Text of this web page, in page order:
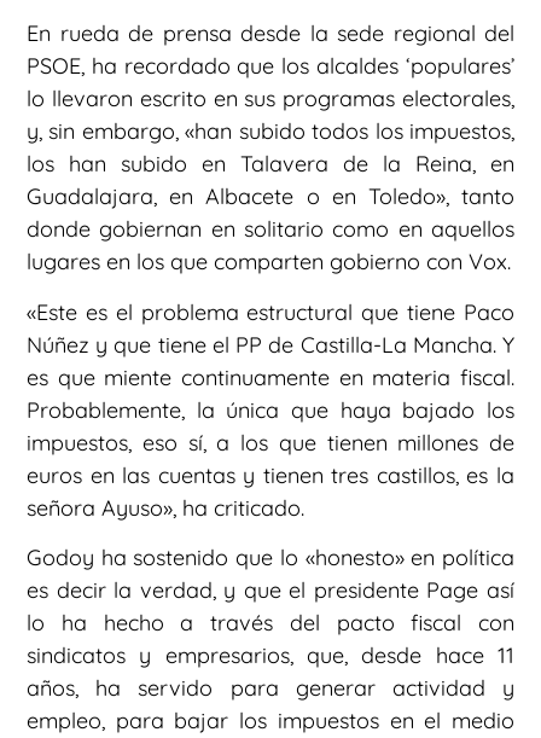
En rueda de prensa desde la sede regional del
PSOE, ha recordado que los alcaldes ‘populares’
lo llevaron escrito en sus programas electorales,
y, sin embargo, «han subido todos los impuestos,
los han subido en Talavera de la Reina, en
Guadalajara, en Albacete o en Toledo», tanto
donde gobiernan en solitario como en aquellos
lugares en los que comparten gobierno con Vox.
«Este es el problema estructural que tiene Paco
Núñez y que tiene el PP de Castilla-La Mancha. Y
es que miente continuamente en materia fiscal.
Probablemente, la única que haya bajado los
impuestos, eso sí, a los que tienen millones de
euros en las cuentas y tienen tres castillos, es la
señora Ayuso», ha criticado.
Godoy ha sostenido que lo «honesto» en política
es decir la verdad, y que el presidente Page así
lo ha hecho a través del pacto fiscal con
sindicatos y empresarios, que, desde hace 11
años, ha servido para generar actividad y
empleo, para bajar los impuestos en el medio